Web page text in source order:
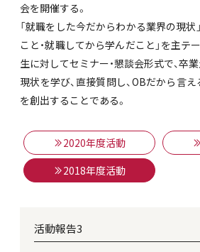
会を開催する。
「就職をした今だからわかる業界の現状
こと・就職してから学んだこと」を主テ
生に対してセミナー・懇談会形式で、卒
現状を学び、直接質問し、OBだから言
を創出することである。
2020年度活動
2018年度活動
活動報告3